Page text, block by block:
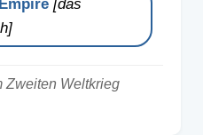
[das
Zweiten Weltkrieg